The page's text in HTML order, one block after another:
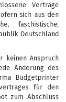
Verträge
sich aus den
faschistische,
Deutschland
keinen Anspruch
Änderung des
Budgetprinter
für den
zum Abschluss